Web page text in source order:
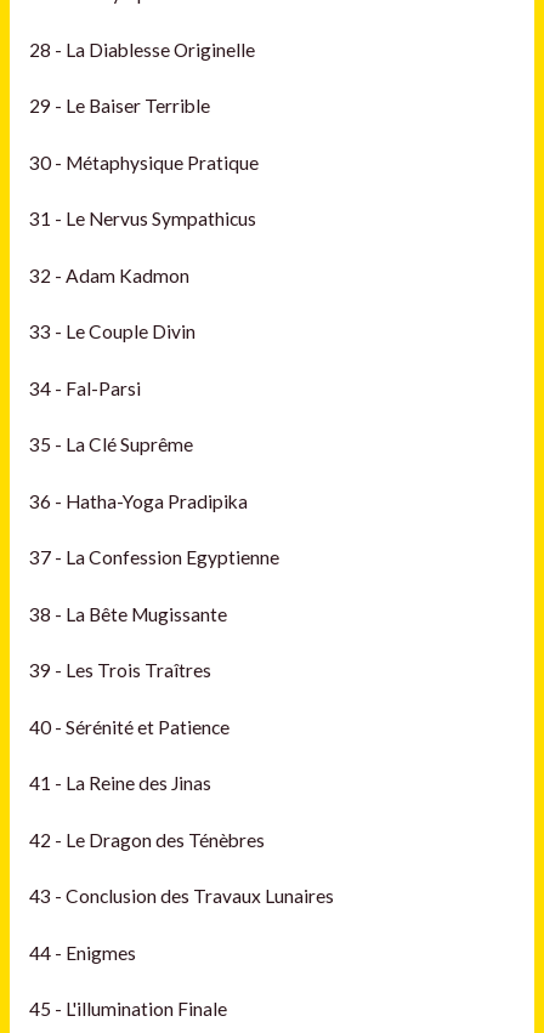
28 - La Diablesse Originelle
29 - Le Baiser Terrible
30 - Métaphysique Pratique
31 - Le Nervus Sympathicus
32 - Adam Kadmon
33 - Le Couple Divin
34 - Fal-Parsi
35 - La Clé Suprême
36 - Hatha-Yoga Pradipika
37 - La Confession Egyptienne
38 - La Bête Mugissante
39 - Les Trois Traîtres
40 - Sérénité et Patience
41 - La Reine des Jinas
42 - Le Dragon des Ténèbres
43 - Conclusion des Travaux Lunaires
44 - Enigmes
45 - L'illumination Finale